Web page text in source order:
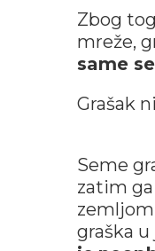
Zbog
mreže,
same
Grašak
Seme
zatim
graška